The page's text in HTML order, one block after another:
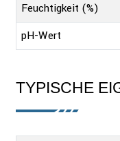
Feuchtigkeit (%)
pH-Wert
TYPISCHE